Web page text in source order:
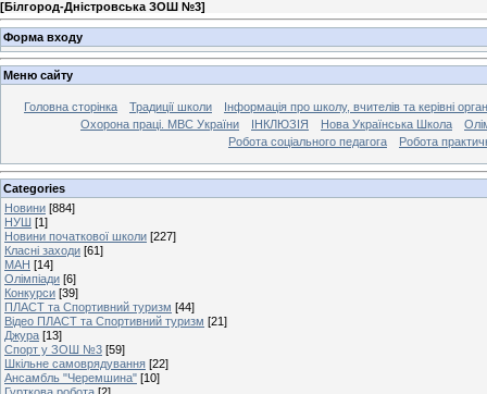
[Білгород-Дністровська ЗОШ №3]
Форма входу
Меню сайту
Головна сторінка Традиції школи
Інформація про школу, вчителів та керівні
Охорона праці. МВС України
ІНКЛЮЗІЯ Нова Українська Школа
Робота соціального педагога
Робота
Categories
Новини [884]
НУШ [1]
Новини початкової школи [227]
Класні заходи [61]
МАН [14]
Олімпіади [6]
Конкурси [39]
ПЛАСТ та Спортивний туризм [44]
Відео ПЛАСТ та Спортивний туризм [21]
Джура [13]
Спорт у ЗОШ №3 [59]
Шкільне самоврядування [22]
Ансамбль "Черемшина" [10]